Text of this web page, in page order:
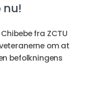
nu!
fra ZCTU
om at
befolkningens